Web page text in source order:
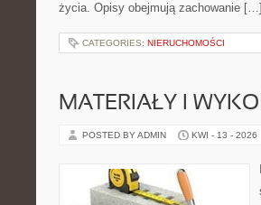
życia. Opisy obejmują zachowanie […]
CATEGORIES: NIERUCHOMOŚCI
MATERIAŁY I
POSTED BY ADMIN KWI - 13 - 2026